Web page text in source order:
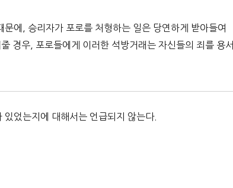
에, 승리자가 포로를 처형하는 일은 당연하게 받아들여
경우, 포로들에게 이러한 석방거래는 자신들의 죄를 용서
었는지에 대해서는 언급되지 않는다.